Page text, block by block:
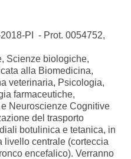
PI - Prot. 0054752,
Scienze biologiche,
alla Biomedicina,
veterinaria, Psicologia,
farmaceutiche,
Neuroscienze Cognitive
del trasporto
botulinica e tetanica, in
livello centrale (corteccia
encefalico). Verranno